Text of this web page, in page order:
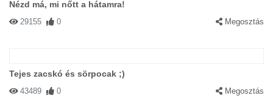
Nézd má, mi nőtt a hátamra!
29155 0 Megosztás
Tejes zacskó és sörpocak ;)
43489 0 Megosztás